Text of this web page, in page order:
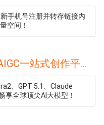
手机号注册并转存链接内
空间！
🔥皮卡搜索配套人工智能AIGC一站式创作平台🔥
、GPT 5.1、Claude
享全球顶尖AI大模型！